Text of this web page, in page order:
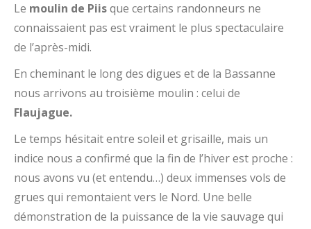
Le moulin de Piisque certains randonneurs ne
connaissaient pas est vraiment le plus spectaculaire
de l’après-midi.
En cheminant le long des digues et de la Bassanne
nous arrivons au troisième moulin : celui de
Flaujague.
Le temps hésitait entre soleil et grisaille, mais un
indice nous a confirmé que la fin de l’hiver est proche :
nous avons vu (et entendu…) deux immenses vols de
grues qui remontaient vers le Nord. Une belle
démonstration de la puissance de la vie sauvage qui